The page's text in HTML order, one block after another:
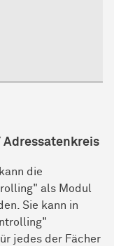
Adressatenkreis
die
als Modul
Sie kann in
jedes der Fächer